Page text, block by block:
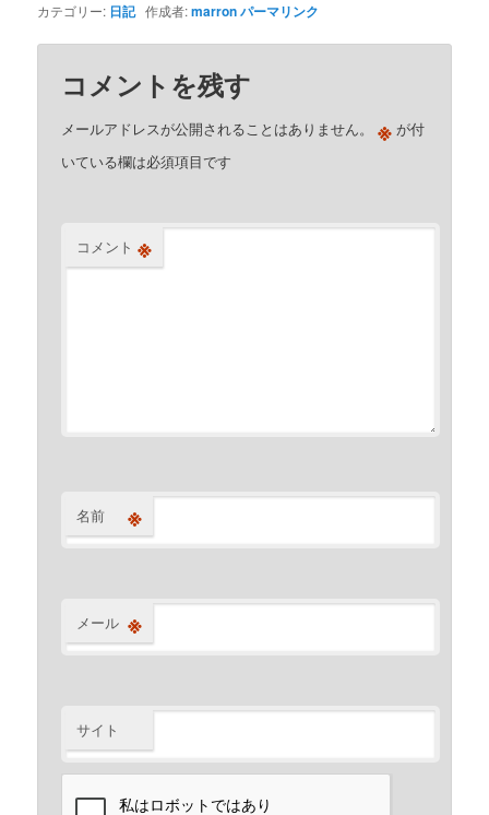
カテゴリー: 日記作成者:marronパーマリンク
コメントを残す
メールアドレスが公開されることはありません。 ※ が付
いている欄は必須項目です
コメント ※
名前 ※
メール ※
サイト